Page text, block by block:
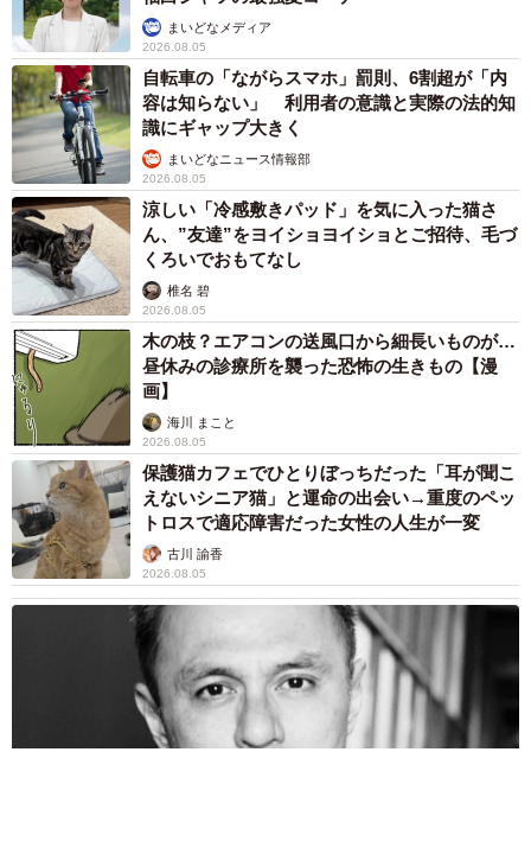
まいどなメディア
2026.08.05
自転車の「ながらスマホ」罰則、6割超が「内
容は知らない」 利用者の意識と実際の法的知
識にギャップ大きく
まいどなニュース情報部
2026.08.05
涼しい「冷感敷きパッド」を気に入った猫さ
ん、”友達”をヨイショヨイショとご招待、毛づ
くろいでおもてなし
椎名 碧
2026.08.05
木の枝？エアコンの送風口から細長いものが…
昼休みの診療所を襲った恐怖の生きもの【漫
画】
海川 まこと
2026.08.05
保護猫カフェでひとりぼっちだった「耳が聞こ
えないシニア猫」と運命の出会い→重度のペッ
トロスで適応障害だった女性の人生が一変
古川 諭香
2026.08.05